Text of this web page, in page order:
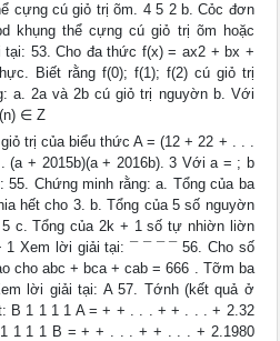
cựng cú giỏ trị õm. 4 5 2 b. Cỏc đơn
khụng thể cựng cú giỏ trị õm hoặc
53. Cho đa thức f(x) = ax2 + bx +
Biết rằng f(0); f(1); f(2) cú giỏ trị
a. 2a và 2b cú giỏ trị nguyờn b. Với
∈ Z
trị của biểu thức A = (12 + 22 + . . .
(a + 2015b)(a + 2016b). 3 Với a = ; b
Chứng minh rằng: a. Tổng của ba
hết cho 3. b. Tổng của 5 số nguyờn
c. Tổng của 2k + 1 số tự nhiờn liờn
Xem lời giải tại: ¯ ¯ ¯ ¯ 56. Cho số
cho abc + bca + cab = 666 . Tỡm ba
lời giải tại: A 57. Tớnh (kết quả ở
B 1 1 1 1 A = + + . . . + + . . . + 2.32
1 1 1 1 B = + + . . . + + . . . + 2.1980